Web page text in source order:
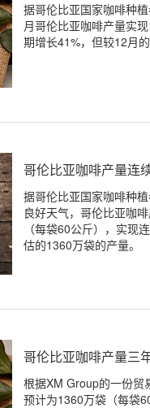
据哥伦比亚国家咖啡种
月哥伦比亚咖啡产量实
期增长41%，但较12月
哥伦比亚咖啡产量连
据哥伦比亚国家咖啡种
良好天气，哥伦比亚咖
（每袋60公斤），实现
估的1360万袋的产量。
哥伦比亚咖啡产量三
根据XM Group的一份贸
预计为1360万袋（每袋